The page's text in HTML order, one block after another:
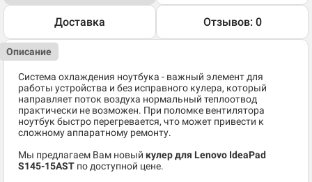
Доставка Отзывов: 0
Описание
Система охлаждения ноутбука - важный элемент для
работы устройства и без исправного кулера, который
направляет поток воздуха нормальный теплоотвод
практически не возможен. При поломке вентилятора
ноутбук быстро перегревается, что может привести к
сложному аппаратному ремонту.
Мы предлагаем Вам новый кулер для Lenovo IdeaPad
S145-15AST по доступной цене.